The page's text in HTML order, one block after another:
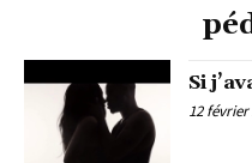
Si
12 février